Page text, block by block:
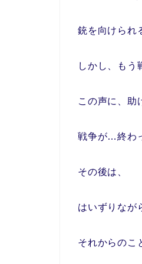
銃を向けられ
しかし、もう
この声に、助
戦争が…終わ
その後は、
はいずりなが
それからのこ